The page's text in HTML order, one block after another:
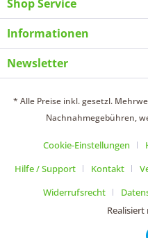
Shop Service
Informationen
Newsletter
* Alle Preise inkl. gesetzl.
Nachnahmegebühren,
Cookie-Einstellungen
Hilfe / Support
Kontakt
Widerrufsrecht